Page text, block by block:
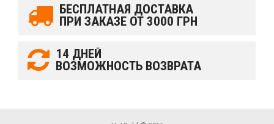
БЕСПЛАТНАЯ ДОСТАВКА
ПРИ ЗАКАЗЕ ОТ 3000 ГРН
14 ДНЕЙ
ВОЗМОЖНОСТЬ ВОЗВРАТА